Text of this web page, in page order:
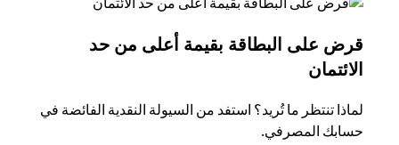
قرض على البطاقة بقيمة أعلى من حد
الائتمان
لماذا تنتظر ما تُريد؟ استفد من السيولة النقدية الفائضة في
حسابك المصرفي.